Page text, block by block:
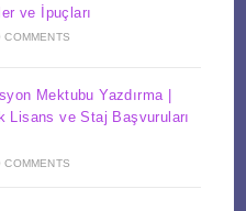
ve İpuçları
COMMENTS
Mektubu Yazdırma |
Lisans ve Staj Başvuruları
COMMENTS